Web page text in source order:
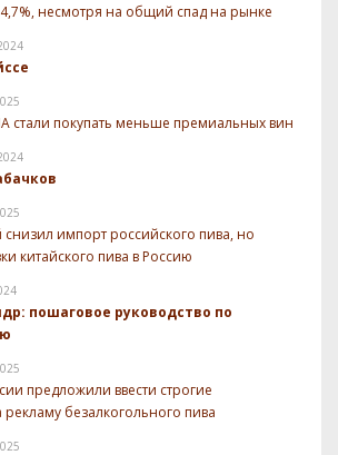
несмотря на общий спад на рынке
стали покупать меньше премиальных вин
снизил импорт российского пива, но
китайского пива в Россию
пошаговое руководство по
предложили ввести строгие
безалкогольного пива